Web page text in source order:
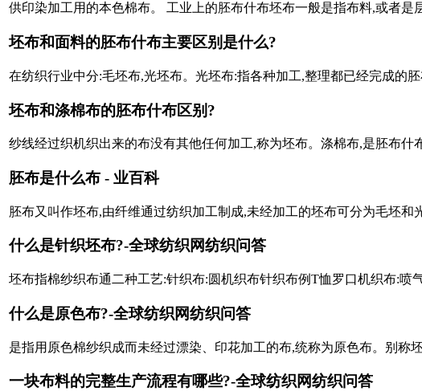
供印染加工用的本色棉布。 工业上的胚布什布坯布一般是指布料,或者是
坯布和面料的胚布什布主要区别是什么?
在纺织行业中分:毛坯布,光坯布。光坯布:指各种加工,整理都已经完成的
坯布和涤棉布的胚布什布区别?
纱线经过织机织出来的布没有其他任何加工,称为坯布。涤棉布,是胚布
胚布是什么布 - 业百科
胚布又叫作坯布,由纤维通过纺织加工制成,未经加工的坯布可分为毛坯
什么是针织坯布?-全球纺织网纺织问答
坯布指棉纱织布通二种工艺:针织布:圆机织布针织布例T恤罗口机织布:喷
什么是原色布?-全球纺织网纺织问答
是指用原色棉纱织成而未经过漂染、印花加工的布,统称为原色布。别称坯
一块布料的完整生产流程有哪些?-全球纺织网纺织问答